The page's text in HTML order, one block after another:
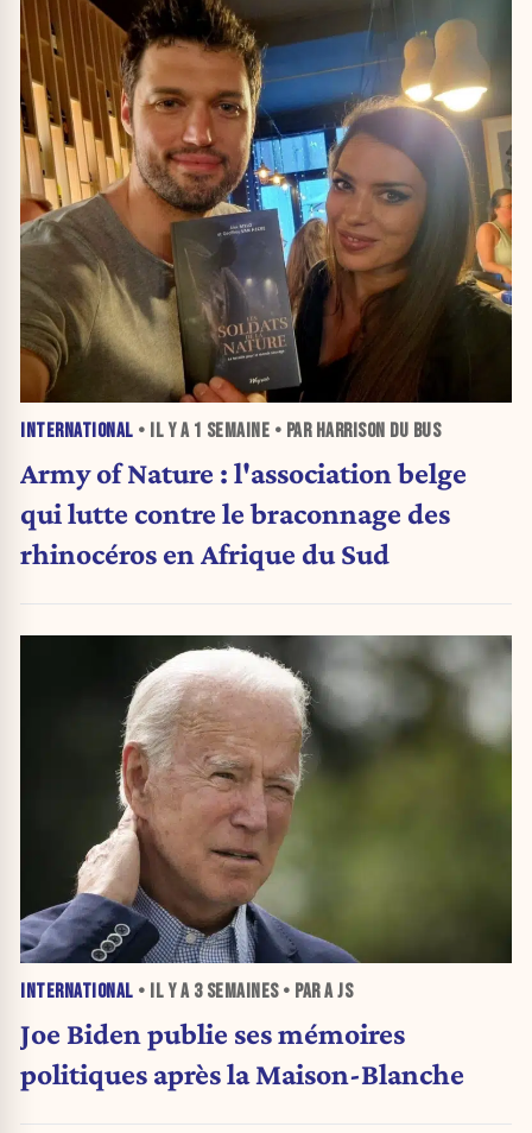
INTERNATIONAL • IL Y A 1 SEMAINE • PAR HARRISON DU BUS
Army of Nature : l'association belge
qui lutte contre le braconnage des
rhinocéros en Afrique du Sud
INTERNATIONAL • IL Y A 3 SEMAINES• PAR A JS
Joe Biden publie ses mémoires
politiques après la Maison-Blanche